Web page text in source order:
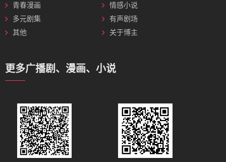
青春漫画
情感小说
多元剧集
有声剧场
其他
关于博主
更多广播剧、漫画、小说